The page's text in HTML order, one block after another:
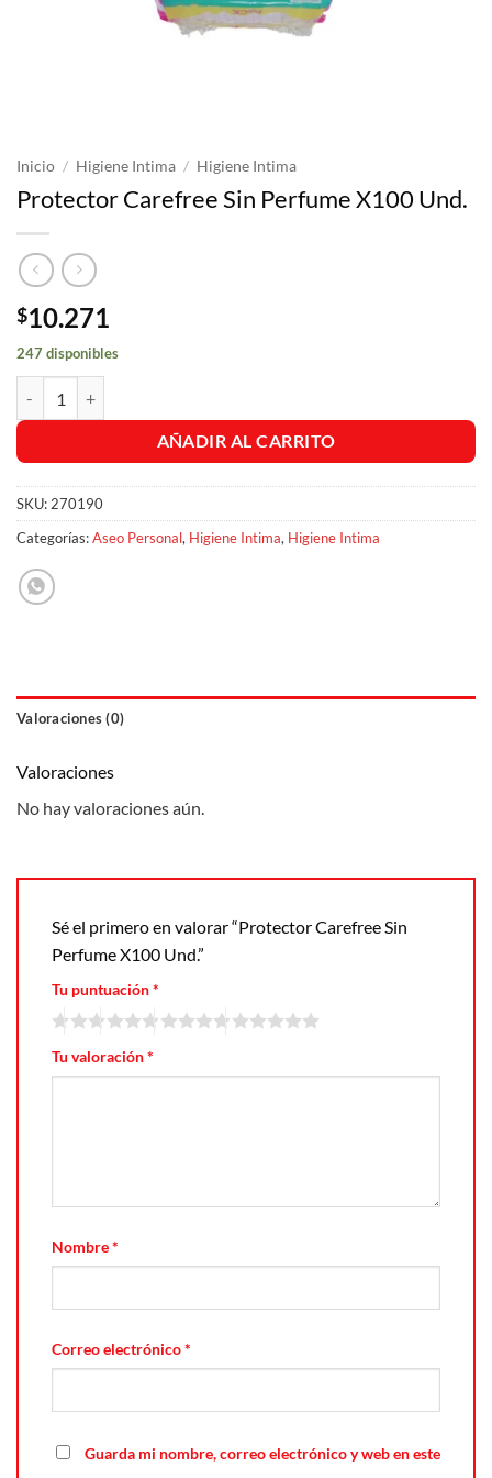
Inicio / Higiene Intima / Higiene Intima
Protector Carefree Sin Perfume X100 Und.
$10.271
247 disponibles
AÑADIR AL CARRITO
SKU: 270190
Categorías:Aseo Personal, Higiene Intima, Higiene Intima
Valoraciones (0)
Valoraciones
No hay valoraciones aún.
Sé el primero en valorar “Protector Carefree Sin
Perfume X100 Und.”
Tu puntuación*
Tu valoración*
Nombre*
Correo electrónico*
Guarda mi nombre, correo electrónico y web en este